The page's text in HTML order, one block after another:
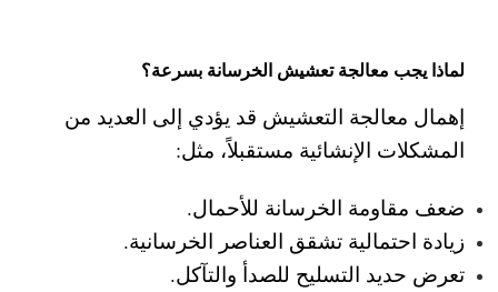
لماذا يجب معالجة تعشيش الخرسانة بسرعة؟
إهمال معالجة التعشيش قد يؤدي إلى العديد من
المشكلات الإنشائية مستقبلاً، مثل:
ضعف مقاومة الخرسانة للأحمال.
زيادة احتمالية تشقق العناصر الخرسانية.
تعرض حديد التسليح للصدأ والتآكل.